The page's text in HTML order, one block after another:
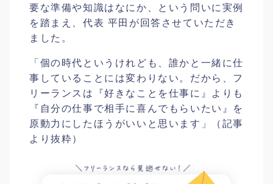
要な準備や知識はなにか、という問いに実例
を踏まえ、代表 平田が回答させていただき
ました。
「個の時代というけれども、誰かと一緒に仕
事していることには変わりない。だから、フ
リーランスは『好きなことを仕事に』よりも
『自分の仕事で相手に喜んでもらいたい』を
原動力にしたほうがいいと思います」（記事
より抜粋）